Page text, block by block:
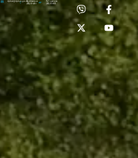
Лабораторія:
(0372) 53-92-00
dpbuvr@dpbuvr.gov.uaПриймальня:
(0372) 51-14-56